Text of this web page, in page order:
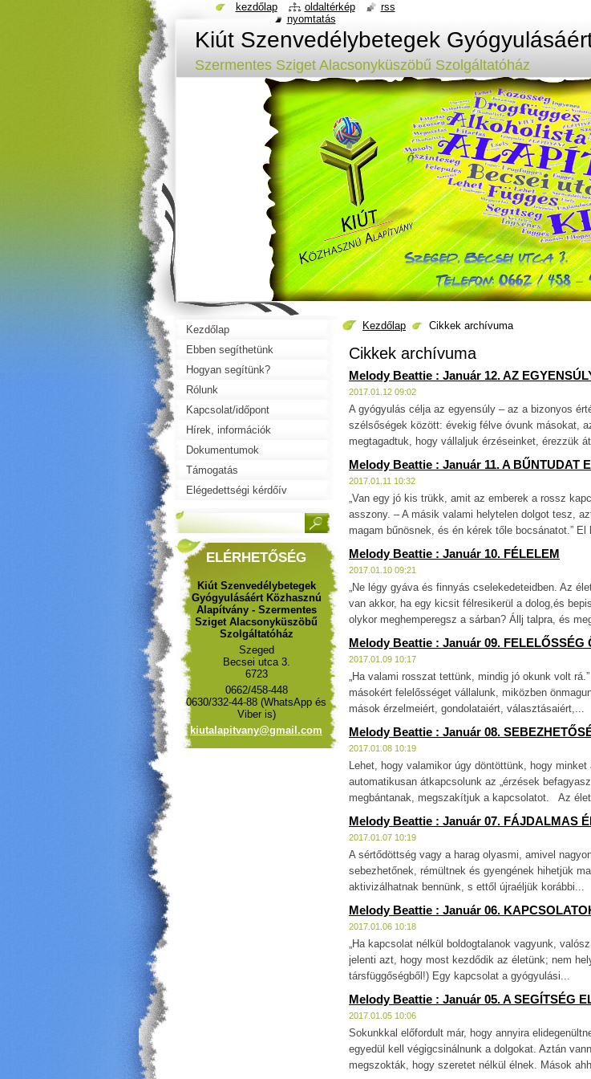
Kiút Szenvedélybetegek
Szermentes Sziget Alacsonyküszöbű Szolgáltatóház
Kezdőlap Cikkek archívuma
Cikkek archívuma
Melody Beattie : Január 12. AZ
2017.01.12 09:02
A gyógyulás célja az egyensúly – az a bizonyos
szélsőségek között: évekig félve óvunk másokat,
megtagadtuk, hogy vállaljuk érzéseinket, érezzük
Melody Beattie : Január 11. A BŰNTUDAT
2017.01.11 10:32
„Van egy jó kis trükk, amit az emberek a rossz
asszony. – A másik valami helytelen dolgot tesz,
magam bűnösnek, és én kérek tőle bocsánatot.” El
Melody Beattie : Január 10. FÉLELEM
2017.01.10 09:21
„Ne légy gyáva és finnyás cselekedeteidben. Az
van akkor, ha egy kicsit félresikerül a dolog,és
olykor meghemperegsz a sárban? Állj talpra, és
Melody Beattie : Január 09. FELELŐSSÉG
2017.01.09 10:17
„Ha valami rosszat tettünk, mindig jó okunk volt
másokért felelősséget vállalunk, miközben
mások érzelmeiért, gondolataiért, választásaiért,...
Melody Beattie : Január 08.
2017.01.08 10:19
Lehet, hogy valamikor úgy döntöttünk, hogy
automatikusan átkapcsolunk az „érzések
megbántanak, megszakítjuk a kapcsolatot. Az
Melody Beattie : Január 07. FÁJDALMAS
2017.01.07 10:19
A sértődöttség vagy a harag olyasmi, amivel
sebezhetőnek, rémültnek és gyengének hihetjük
aktivizálhatnak bennünk, s ettől újraéljük korábbi...
Melody Beattie : Január 06.
2017.01.06 10:18
„Ha kapcsolat nélkül boldogtalanok vagyunk,
jelenti azt, hogy most kezdődik az életünk; nem
társfüggőségből!) Egy kapcsolat a gyógyulási...
Melody Beattie : Január 05. A SEGÍTSÉG
2017.01.05 10:06
Sokunkkal előfordult már, hogy annyira
egyedül kell végigcsinálnunk a dolgokat. Aztán
megszokták, hogy szeretet nélkül élnek. Mások
Kezdőlap
Ebben segíthetünk
Hogyan segítünk?
Rólunk
Kapcsolat/időpont
Hírek, információk
Dokumentumok
Támogatás
Elégedettségi kérdőív
ELÉRHETŐSÉG
Kiút Szenvedélybetegek
Gyógyulásáért Közhasznú
Alapítvány - Szermentes
Sziget Alacsonyküszöbű
Szolgáltatóház
Szeged
Becsei utca 3.
6723
0662/458-448
0630/332-44-88 (WhatsApp és
Viber is)
kiutalapitvany@gmail.com
kezdőlap oldaltérkép
rss
nyomtatás